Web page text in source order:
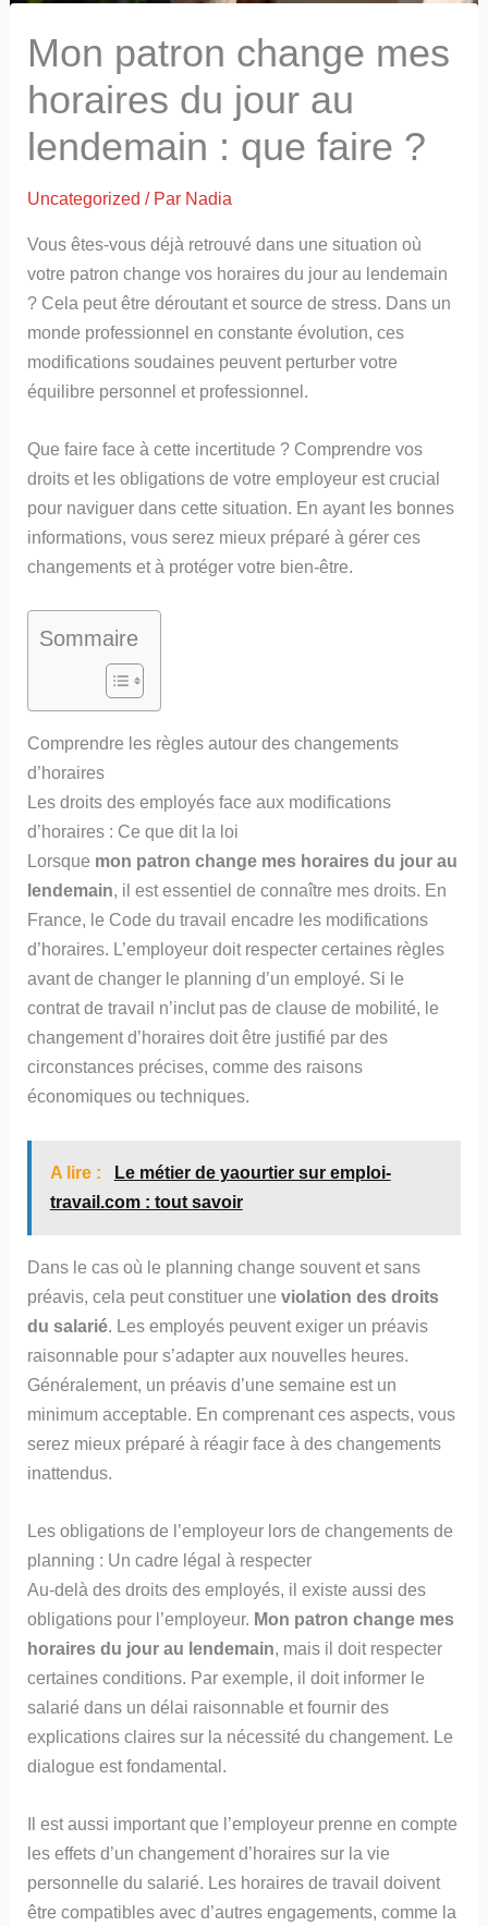
Mon patron change mes
horaires du jour au
lendemain : que faire ?
Uncategorized / Par Nadia
Vous êtes-vous déjà retrouvé dans une situation où
votre patron change vos horaires du jour au lendemain
? Cela peut être déroutant et source de stress. Dans un
monde professionnel en constante évolution, ces
modifications soudaines peuvent perturber votre
équilibre personnel et professionnel.
Que faire face à cette incertitude ? Comprendre vos
droits et les obligations de votre employeur est crucial
pour naviguer dans cette situation. En ayant les bonnes
informations, vous serez mieux préparé à gérer ces
changements et à protéger votre bien-être.
Sommaire
Comprendre les règles autour des changements
d’horaires
Les droits des employés face aux modifications
d’horaires : Ce que dit la loi
Lorsque mon patron change mes horaires du jour au
lendemain, il est essentiel de connaître mes droits. En
France, le Code du travail encadre les modifications
d’horaires. L’employeur doit respecter certaines règles
avant de changer le planning d’un employé. Si le
contrat de travail n’inclut pas de clause de mobilité, le
changement d’horaires doit être justifié par des
circonstances précises, comme des raisons
économiques ou techniques.
A lire :
Le métier de yaourtier sur emploi-
travail.com : tout savoir
Dans le cas où le planning change souvent et sans
préavis, cela peut constituer uneviolation des droits
du salarié. Les employés peuvent exiger un préavis
raisonnable pour s’adapter aux nouvelles heures.
Généralement, un préavis d’une semaine est un
minimum acceptable. En comprenant ces aspects, vous
serez mieux préparé à réagir face à des changements
inattendus.
Les obligations de l’employeur lors de changements de
planning : Un cadre légal à respecter
Au-delà des droits des employés, il existe aussi des
obligations pour l’employeur. Mon patron change mes
horaires du jour au lendemain, mais il doit respecter
certaines conditions. Par exemple, il doit informer le
salarié dans un délai raisonnable et fournir des
explications claires sur la nécessité du changement. Le
dialogue est fondamental.
Il est aussi important que l’employeur prenne en compte
les effets d’un changement d’horaires sur la vie
personnelle du salarié. Les horaires de travail doivent
être compatibles avec d’autres engagements, comme la